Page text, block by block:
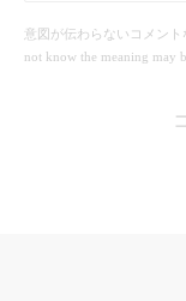
意図が伝わらないコメン
not know the meaning may